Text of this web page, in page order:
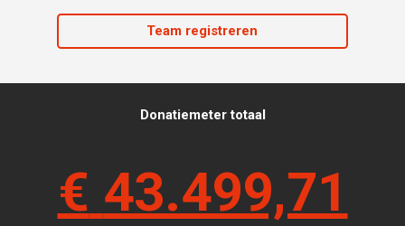
Team registreren
Donatiemeter totaal
€ 43.499,71